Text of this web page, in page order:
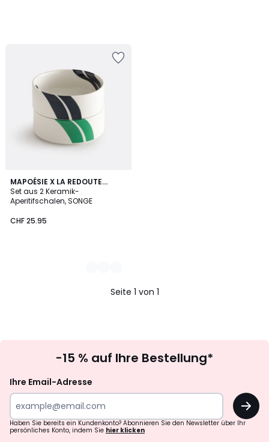
MAPOÉSIE X LA REDOUTE
INTÉRIEURS
Set aus 2 Keramik-
Aperitifschalen, SONGE
CHF 25.95
2
Farben
Seite 1 von 1
abonnieren
-15 % auf Ihre Bestellung*
Ihre Email-Adresse
OK
Haben Sie bereits ein Kundenkonto? Abonnieren Sie den Newsletter über Ihr
persönliches Konto, indem Sie hier klicken